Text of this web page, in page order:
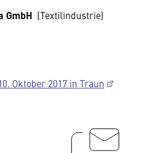
GmbH (Textilindustrie)
Oktober 2017 in Traun